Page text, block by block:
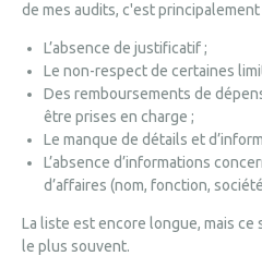
de mes audits, c'est
L’absence de justificatif ;
Le non-respect de certaines
Des remboursements de
être prises en charge ;
Le manque de détails et
L’absence d’informations
d’affaires (nom, fonction,
La liste est encore longue, mais
le plus souvent.